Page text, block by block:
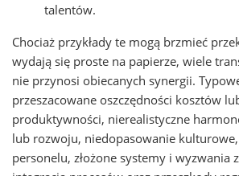
talentów.
Chociaż przykłady te mogą brzmieć
wydają się proste na papierze, wiele
nie przynosi obiecanych synergii.
przeszacowane oszczędności kosztów
produktywności, nierealistyczne
lub rozwoju, niedopasowanie
personelu, złożone systemy i wyzwania